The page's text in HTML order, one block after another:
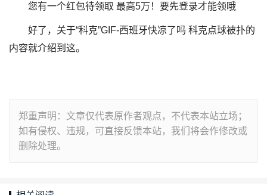
您有一个红包待领取 最高5万！要先登录才能领哦
好了，关于“科克”GIF-西班牙快凉了吗 科克点球被扑的
内容就介绍到这。
郑重声明：文章仅代表原作者观点，不代表本站立场；
如有侵权、违规，可直接反馈本站，我们将会作修改或
删除处理。